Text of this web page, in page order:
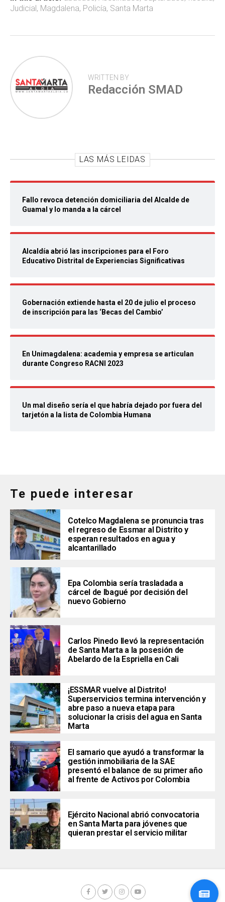
p
Judicial , Magdalena, Policía, Santa Marta
WRITTEN BY
Redacción SMAD
LAS MÁS LEIDAS
Fallo revoca detención domiciliaria del Alcalde de
Guamal y lo manda a la cárcel
Alcaldía abrió las inscripciones para el Foro
Educativo Distrital de Experiencias Significativas
Gobernación extiende hasta el 20 de julio el proceso
de inscripción para las ‘Becas del Cambio’
En Unimagdalena: academia y empresa se articulan
durante Congreso RACNI 2023
Un mal diseño sería el que habría dejado por fuera del
tarjetón a la lista de Colombia Humana
Te puede interesar
Cotelco Magdalena se pronuncia tras
el regreso de Essmar al Distrito y
esperan resultados en agua y
alcantarillado
Epa Colombia sería trasladada a
cárcel de Ibagué por decisión del
nuevo Gobierno
Carlos Pinedo llevó la representación
de Santa Marta a la posesión de
Abelardo de la Espriella en Cali
¡ESSMAR vuelve al Distrito!
Superservicios termina intervención y
abre paso a nueva etapa para
solucionar la crisis del agua en Santa
Marta
El samario que ayudó a transformar la
gestión inmobiliaria de la SAE
presentó el balance de su primer año
al frente de Activos por Colombia
Ejército Nacional abrió convocatoria
en Santa Marta para jóvenes que
quieran prestar el servicio militar